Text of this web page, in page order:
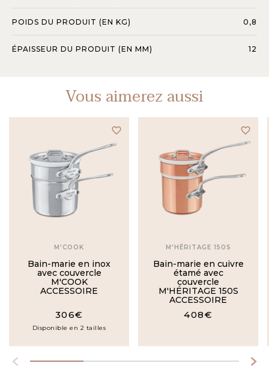
POIDS DU PRODUIT (EN KG) 0,8
ÉPAISSEUR DU PRODUIT (EN MM) 12
Vous aimerez aussi
favorite_border
M'COOK
Bain-marie en inox
avec couvercle
M'COOK
ACCESSOIRE
306€
Disponible en 2 tailles
favorite_border
M'HÉRITAGE 150S
Bain-marie en cuivre
étamé avec
couvercle
M'HÉRITAGE 150S
ACCESSOIRE
408€